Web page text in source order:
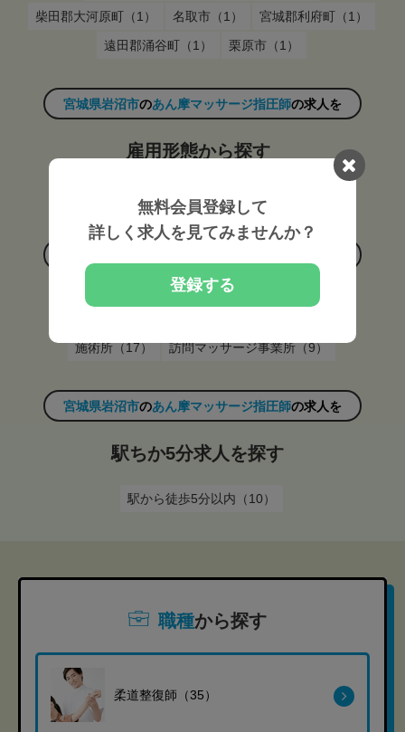
柴田郡大河原町（1）
名取市（1）
宮城郡利府町（1）
遠田郡涌谷町（1）
栗原市（1）
宮城県岩沼市のあん摩マッサージ指圧師の求人を
雇用形態から探す
常勤（26） 非常勤（12）
施設形態から探す
施術所（17） 訪問マッサージ事業所（9）
宮城県岩沼市のあん摩マッサージ指圧師の求人を
駅ちか5分求人を探す
駅から徒歩5分以内（10）
職種から探す
柔道整復師（35）
無料会員登録して
詳しく求人を見てみませんか？
登録する